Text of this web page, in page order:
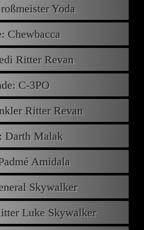
Yoda
Chewbacca
Ritter Revan
C-3PO
Ritter Revan
Darth Malak
Amidala
Skywalker
Luke Skywalker